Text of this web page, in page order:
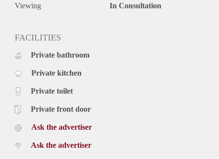
- Waarborgsom bedraagt twee keer de maandhuur
Viewing In Consultation
FACILITIES
Private bathroom
Private kitchen
Private toilet
Private front door
Ask the advertiser
Ask the advertiser